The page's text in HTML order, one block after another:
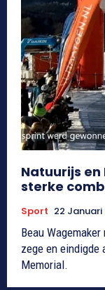
Natuurijs
sterke
Sport 22 Januari
Beau
zege en eindigde
Memorial.